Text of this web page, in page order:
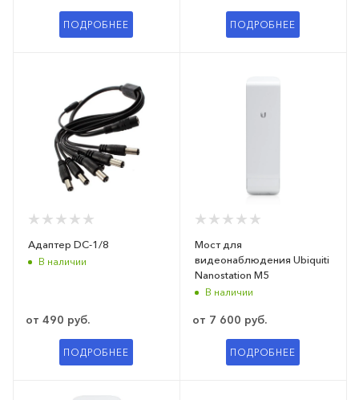
ПОДРОБНЕЕ ПОДРОБНЕЕ
Адаптер DC-1/8
В наличии
от 490 руб.
ПОДРОБНЕЕ
Мост для
видеонаблюдения Ubiquiti
Nanostation M5
В наличии
от 7 600 руб.
ПОДРОБНЕЕ